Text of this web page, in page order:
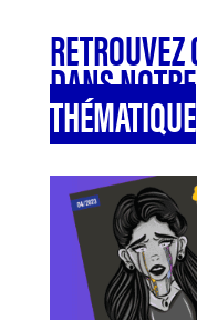
RETROUVEZ
DANS
THÉMATIQUE